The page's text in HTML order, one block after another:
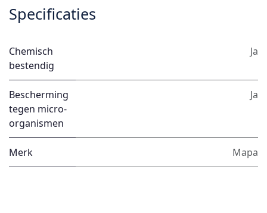
Specificaties
Chemisch
bestendig
Ja
Bescherming
tegen micro-
organismen
Ja
Merk Mapa